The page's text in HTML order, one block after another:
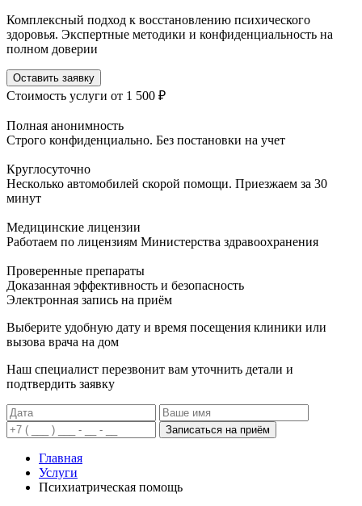
Комплексный подход к восстановлению психического
здоровья. Экспертные методики и конфиденциальность на
полном доверии
Оставить заявку
Стоимость услуги от 1 500 ₽
Полная анонимность
Строго конфиденциально. Без постановки на учет
Круглосуточно
Несколько автомобилей скорой помощи. Приезжаем за 30
минут
Медицинские лицензии
Работаем по лицензиям Министерства здравоохранения
Проверенные препараты
Доказанная эффективность и безопасность
Электронная запись на приём
Выберите удобную дату и время посещения клиники или
вызова врача на дом
Наш специалист перезвонит вам уточнить детали и
подтвердить заявку
Записаться на приём
Главная
Услуги
Психиатрическая помощь